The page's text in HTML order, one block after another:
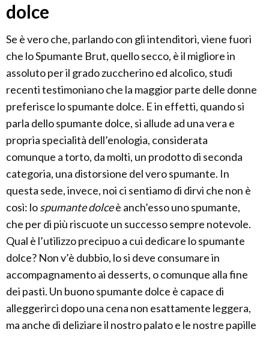
dolce
Se è vero che, parlando con gli intenditori, viene fuori
che lo Spumante Brut, quello secco, è il migliore in
assoluto per il grado zuccherino ed alcolico, studi
recenti testimoniano che la maggior parte delle donne
preferisce lo spumante dolce. E in effetti, quando si
parla dello spumante dolce, si allude ad una vera e
propria specialità dell’enologia, considerata
comunque a torto, da molti, un prodotto di seconda
categoria, una distorsione del vero spumante. In
questa sede, invece, noi ci sentiamo di dirvi che non è
così: lospumante dolceè anch’esso uno spumante,
che per di più riscuote un successo sempre notevole.
Qual è l’utilizzo precipuo a cui dedicare lo spumante
dolce? Non v’è dubbio, lo si deve consumare in
accompagnamento ai desserts, o comunque alla fine
dei pasti. Un buono spumante dolce è capace di
alleggerirci dopo una cena non esattamente leggera,
ma anche di deliziare il nostro palato e le nostre papille